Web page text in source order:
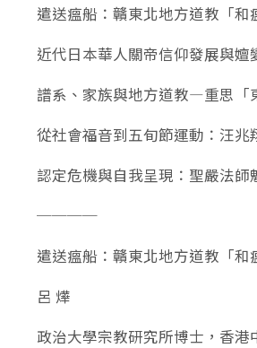
遣送瘟船：贛東北地方道教「
近代日本華人關帝信仰發展與
譜系、家族與地方道教—重思「
從社會福音到五旬節運動：汪
認定危機與自我呈現：聖嚴法
────
遣送瘟船：贛東北地方道教「和
呂 燁
政治大學宗教研究所博士，香